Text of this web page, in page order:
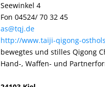
Seewinkel 4
Fon 04524/ 70 32 45
as@tqj.de
http://www.taiji-qigong-
bewegtes und stilles Qigong
Hand-, Waffen- und